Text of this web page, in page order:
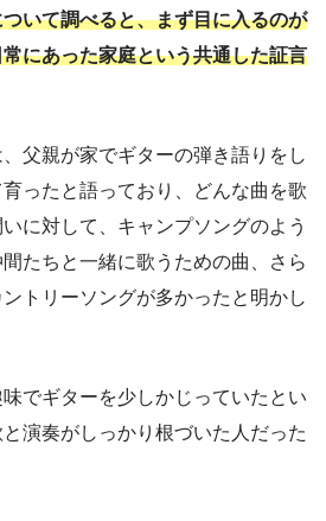
いて調べると、まず目に入るのが
にあった家庭という共通した証言
父親が家でギターの弾き語りをし
ったと語っており、どんな曲を歌
に対して、キャンプソングのよう
たちと一緒に歌うための曲、さら
トリーソングが多かったと明かし
でギターを少しかじっていたとい
演奏がしっかり根づいた人だった